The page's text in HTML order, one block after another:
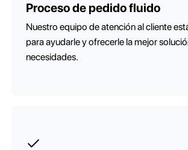
Proceso de pedido fluido
Nuestro equipo de atención al cliente
para ayudarle y ofrecerle la mejor
necesidades.